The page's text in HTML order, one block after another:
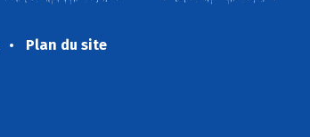
Plan du site